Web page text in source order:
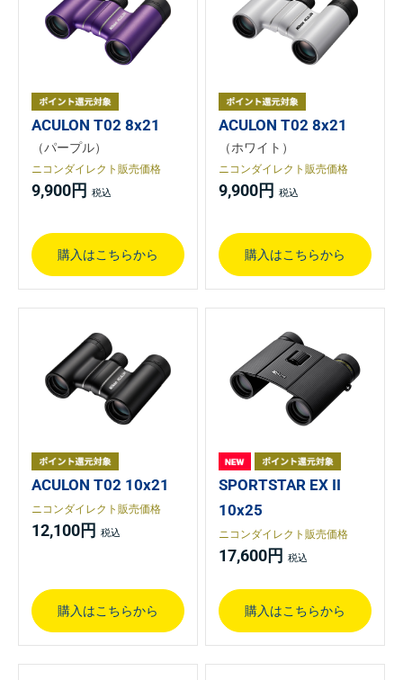
ACULON T02 8x21
（パープル）
ニコンダイレクト販売価格
9,900円
購入はこちらから
ACULON T02 8x21
（ホワイト）
ニコンダイレクト販売価格
9,900円
購入はこちらから
ACULON T02 10x21
ニコンダイレクト販売価格
12,100円
購入はこちらから
SPORTSTAR EX II
10x25
ニコンダイレクト販売価格
17,600円
購入はこちらから